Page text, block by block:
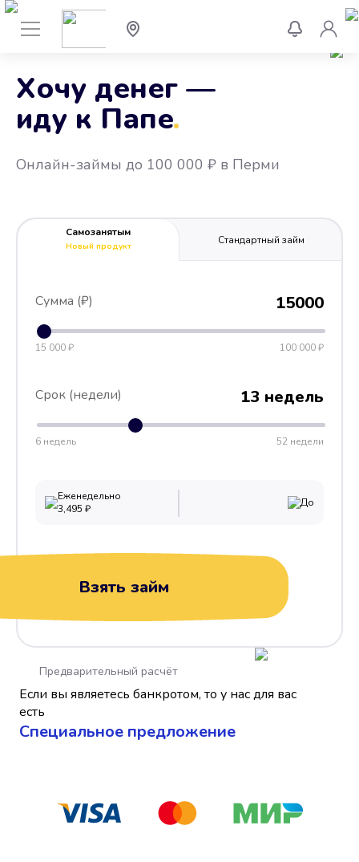
Хочу денег —
иду к Папе
.
Онлайн-займы до 100 000 ₽ в Перми
Самозанятым
Новый продукт
Стандартный займ
Сумма (₽) 15000
15 000 ₽ 100 000 ₽
Срок (недели) 13 недель
6 недель 52 недели
Еженедельно
3,495 ₽ До
Взять займ
Если вы являетесь банкротом, то у нас для вас
есть
Cпециальное предложение
Предварительный расчёт